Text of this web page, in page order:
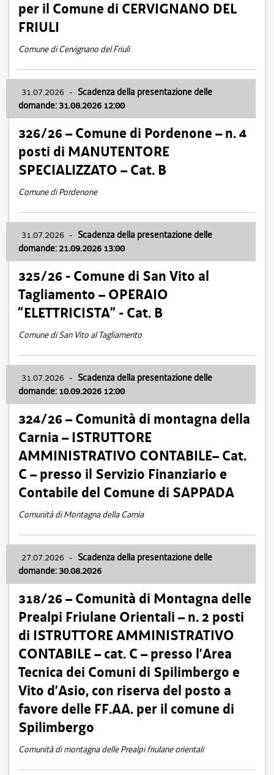
per il Comune di CERVIGNANO DEL
FRIULI
Comune di Cervignano del Friuli
31.07.2026 - Scadenza della presentazione delle
domande: 31.08.2026 12:00
326/26 – Comune di Pordenone – n. 4
posti di MANUTENTORE
SPECIALIZZATO – Cat. B
Comune di Pordenone
31.07.2026 - Scadenza della presentazione delle
domande: 21.09.2026 13:00
325/26 - Comune di San Vito al
Tagliamento – OPERAIO
“ELETTRICISTA” - Cat. B
Comune di San Vito al Tagliamento
31.07.2026 - Scadenza della presentazione delle
domande: 10.09.2026 12:00
324/26 – Comunità di montagna della
Carnia – ISTRUTTORE
AMMINISTRATIVO CONTABILE– Cat.
C – presso il Servizio Finanziario e
Contabile del Comune di SAPPADA
Comunità di Montagna della Carnia
27.07.2026 - Scadenza della presentazione delle
domande: 30.08.2026
318/26 – Comunità di Montagna delle
Prealpi Friulane Orientali – n. 2 posti
di ISTRUTTORE AMMINISTRATIVO
CONTABILE – cat. C – presso l’Area
Tecnica dei Comuni di Spilimbergo e
Vito d’Asio, con riserva del posto a
favore delle FF.AA. per il comune di
Spilimbergo
Comunità di montagna delle Prealpi friulane orientali